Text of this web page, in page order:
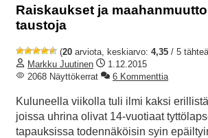
Raiskaukset ja
taustoja
(20 arviota, keskiarvo: 4,35 / 5
Markku Juutinen
1.12.2015
2068 Näyttökerrat
6 Kommenttia
Kuluneella viikolla tuli ilmi kaksi
joissa uhrina olivat 14-vuotiaat
tapauksissa todennäköisin syin